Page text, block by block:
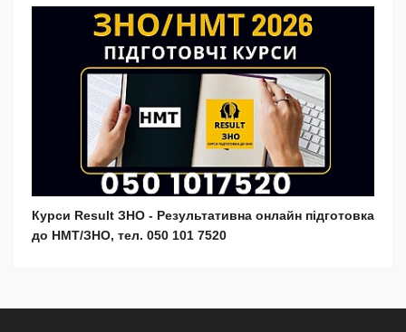
Курси Result ЗНО - Результативна онлайн підготовка
до НМТ/ЗНО, тел. 050 101 7520